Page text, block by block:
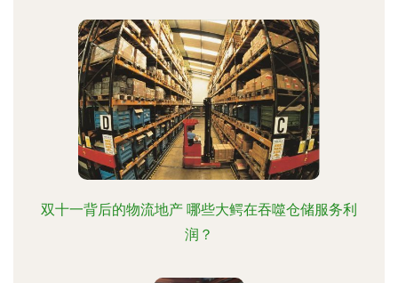
双十一背后的物流地产 哪些大鳄在吞噬仓储服务利
润？